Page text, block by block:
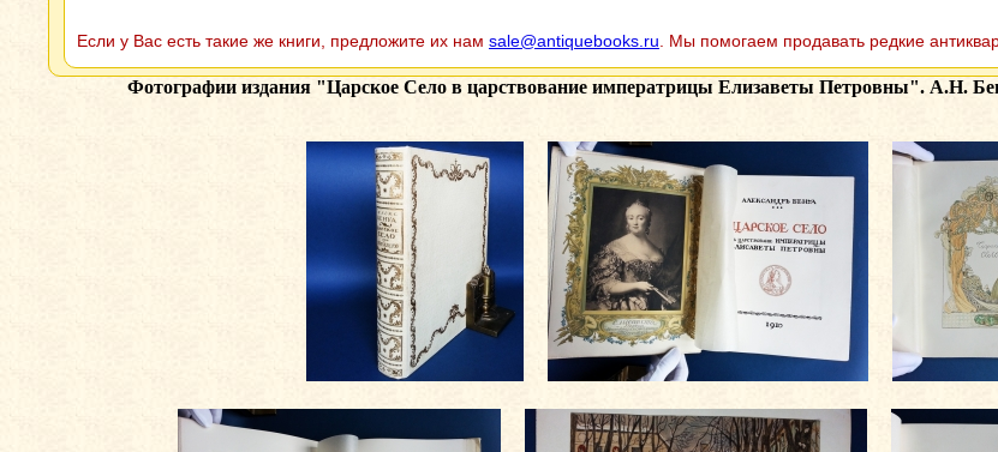
Если у Вас есть такие же книги, предложите их нам sale@antiquebooks.ru . Мы помогаем продавать редкие
Фотографии издания "Царское Село в царствование императрицы Елизаветы Петровны". А.Н.